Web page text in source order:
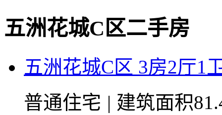
五洲花城C区二手房
五洲花城C区 3房2厅1
普通住宅 | 建筑面积